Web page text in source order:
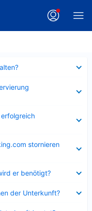
stornieren
er benötigt?
der Unterkunft?